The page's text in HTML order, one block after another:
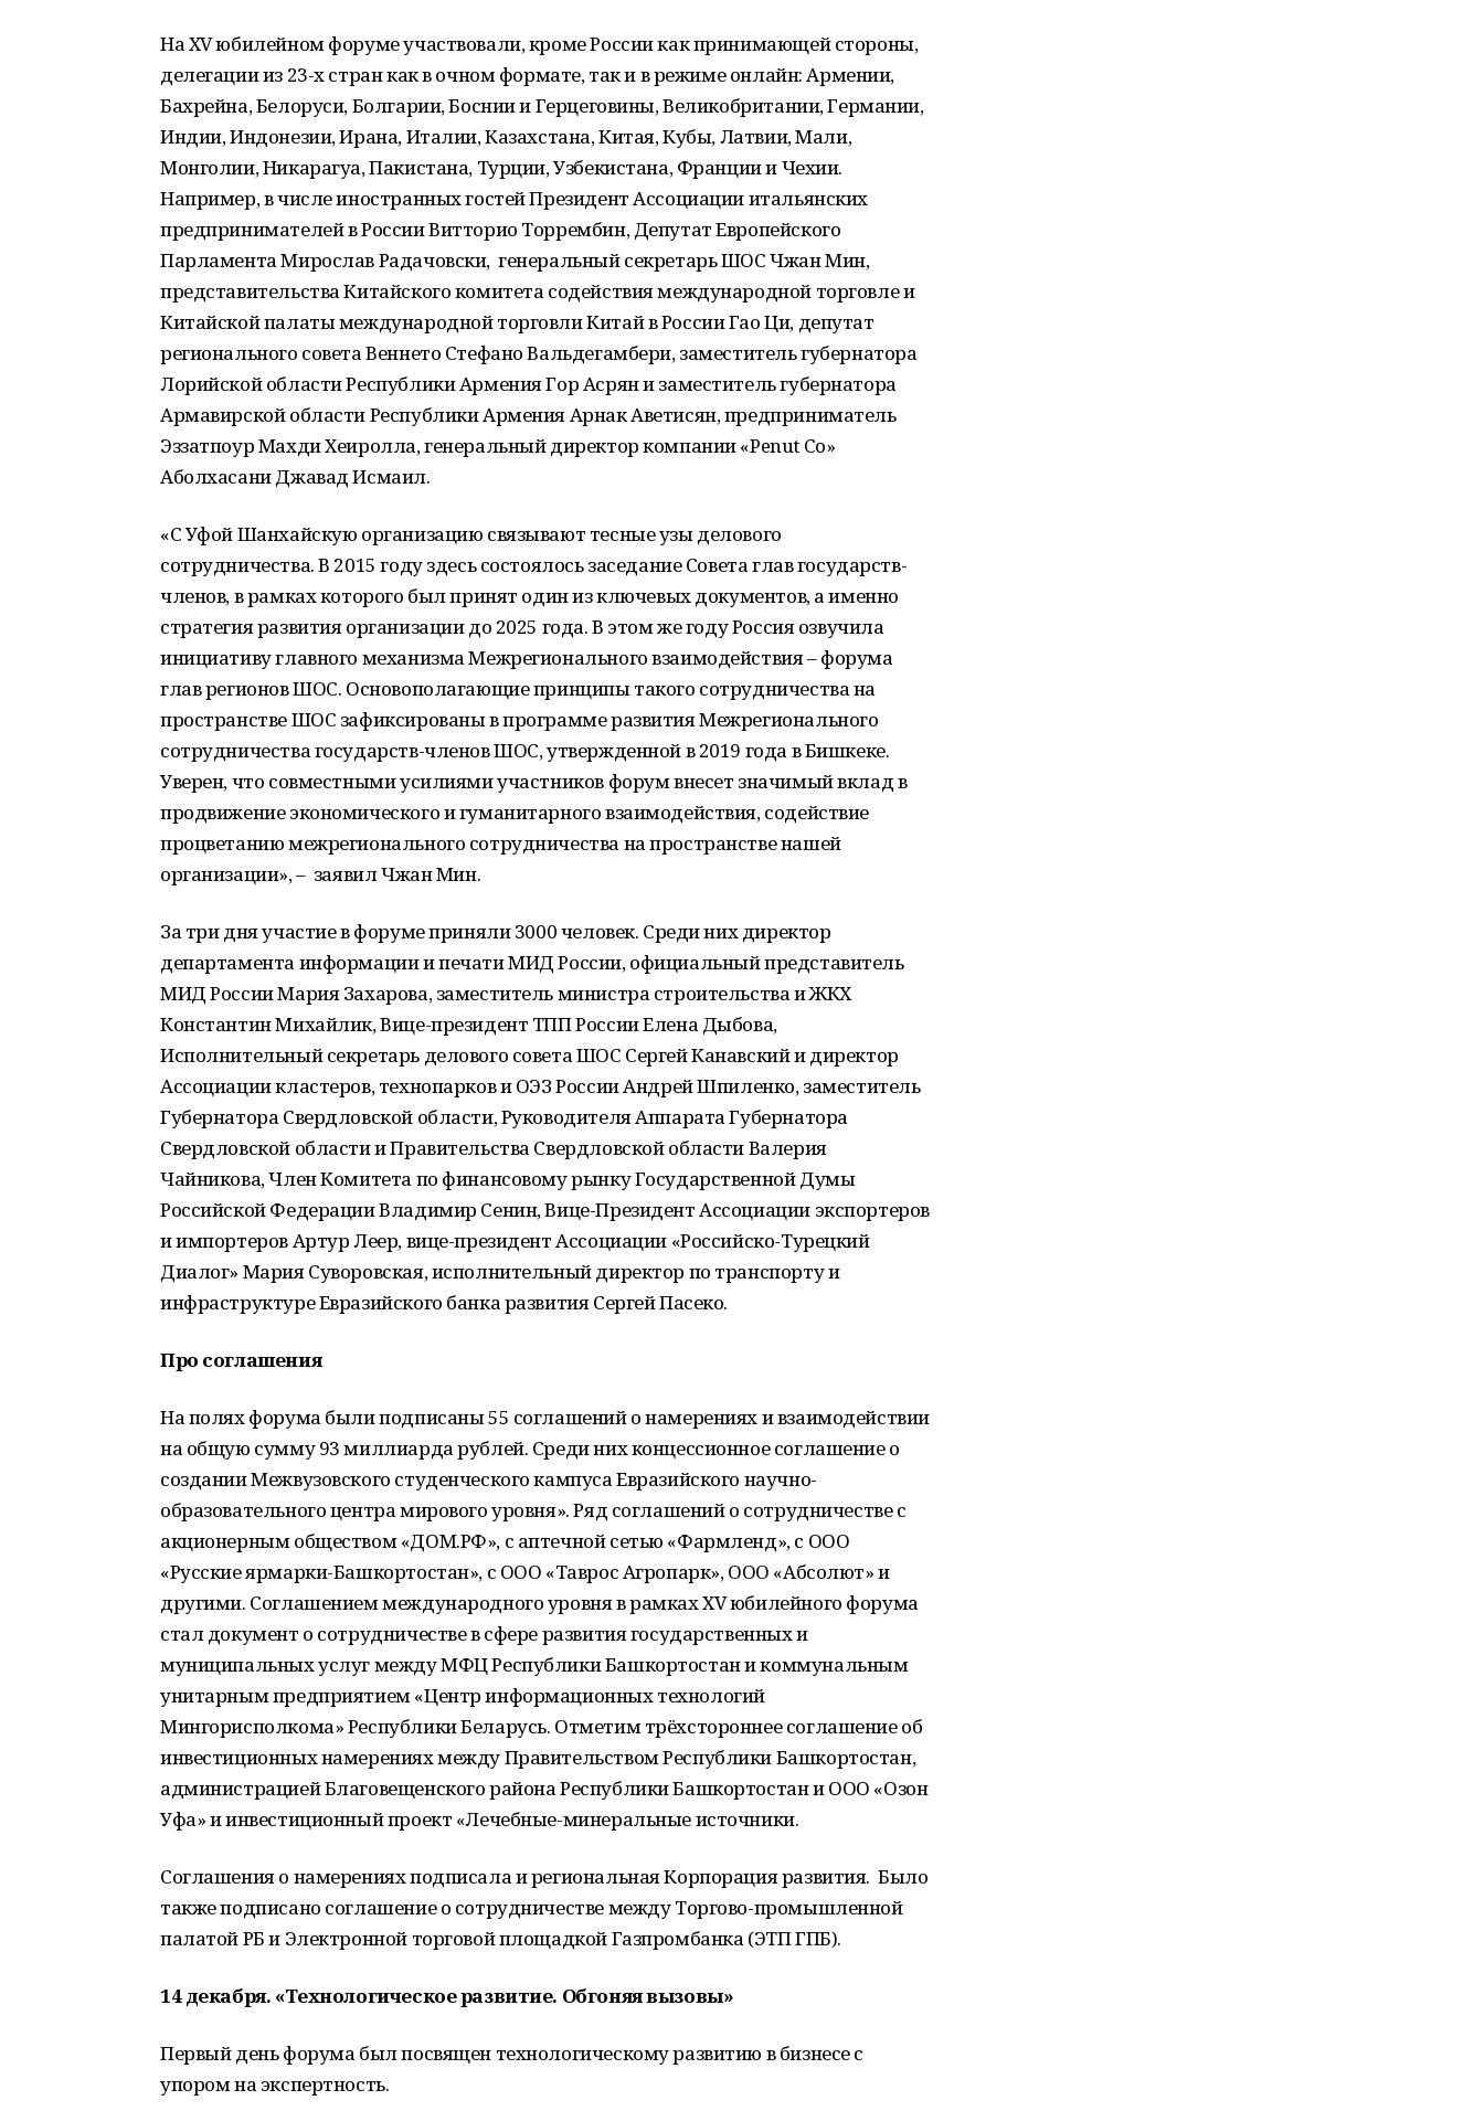
На XV юбилейном форуме участвовали, кроме России как принимающей стороны,
делегации из 23-х стран как в очном формате, так и в режиме онлайн: Армении,
Бахрейна, Белоруси, Болгарии, Боснии и Герцеговины, Великобритании, Германии,
Индии, Индонезии, Ирана, Италии, Казахстана, Китая, Кубы, Латвии, Мали,
Монголии, Никарагуа, Пакистана, Турции, Узбекистана, Франции и Чехии.
Например, в числе иностранных гостей Президент Ассоциации итальянских
предпринимателей в России Витторио Торрембин, Депутат Европейского
Парламента Мирослав Радачовски, генеральный секретарь ШОС Чжан Мин,
представительства Китайского комитета содействия международной торговле и
Китайской палаты международной торговли Китай в России Гао Ци, депутат
регионального совета Веннето Стефано Вальдегамбери, заместитель губернатора
Лорийской области Республики Армения Гор Асрян и заместитель губернатора
Армавирской области Республики Армения Арнак Аветисян, предприниматель
Эззатпоур Махди Хеиролла, генеральный директор компании «Penut Co»
Аболхасани Джавад Исмаил.
«С Уфой Шанхайскую организацию связывают тесные узы делового
сотрудничества. В 2015 году здесь состоялось заседание Совета глав государств-
членов, в рамках которого был принят один из ключевых документов, а именно
стратегия развития организации до 2025 года. В этом же году Россия озвучила
инициативу главного механизма Межрегионального взаимодействия – форума
глав регионов ШОС. Основополагающие принципы такого сотрудничества на
пространстве ШОС зафиксированы в программе развития Межрегионального
сотрудничества государств-членов ШОС, утвержденной в 2019 года в Бишкеке.
Уверен, что совместными усилиями участников форум внесет значимый вклад в
продвижение экономического и гуманитарного взаимодействия, содействие
процветанию межрегионального сотрудничества на пространстве нашей
организации», – заявил Чжан Мин.
За три дня участие в форуме приняли 3000 человек. Среди них директор
департамента информации и печати МИД России, официальный представитель
МИД России Мария Захарова, заместитель министра строительства и ЖКХ
Константин Михайлик, Вице-президент ТПП России Елена Дыбова,
Исполнительный секретарь делового совета ШОС Сергей Канавский и директор
Ассоциации кластеров, технопарков и ОЭЗ России Андрей Шпиленко, заместитель
Губернатора Свердловской области, Руководителя Аппарата Губернатора
Свердловской области и Правительства Свердловской области Валерия
Чайникова, Член Комитета по финансовому рынку Государственной Думы
Российской Федерации Владимир Сенин, Вице-Президент Ассоциации экспортеров
и импортеров Артур Леер, вице-президент Ассоциации «Российско-Турецкий
Диалог» Мария Суворовская, исполнительный директор по транспорту и
инфраструктуре Евразийского банка развития Сергей Пасеко.
Про соглашения
На полях форума были подписаны 55 соглашений о намерениях и взаимодействии
на общую сумму 93 миллиарда рублей. Среди них концессионное соглашение о
создании Межвузовского студенческого кампуса Евразийского научно-
образовательного центра мирового уровня». Ряд соглашений о сотрудничестве с
акционерным обществом «ДОМ.РФ», с аптечной сетью «Фармленд», с ООО
«Русские ярмарки-Башкортостан», с ООО «Таврос Агропарк», ООО «Абсолют» и
другими. Соглашением международного уровня в рамках XV юбилейного форума
стал документ о сотрудничестве в сфере развития государственных и
муниципальных услуг между МФЦ Республики Башкортостан и коммунальным
унитарным предприятием «Центр информационных технологий
Мингорисполкома» Республики Беларусь. Отметим трёхстороннее соглашение об
инвестиционных намерениях между Правительством Республики Башкортостан,
администрацией Благовещенского района Республики Башкортостан и ООО «Озон
Уфа» и инвестиционный проект «Лечебные-минеральные источники.
Соглашения о намерениях подписала и региональная Корпорация развития. Было
также подписано соглашение o сотрудничестве между Торгово-промышленной
палатой РБ и Электронной торговой площадкой Газпромбанка (ЭТП ГПБ).
14 декабря. «Технологическое развитие. Обгоняя вызовы»
Первый день форума был посвящен технологическому развитию в бизнесе с
упором на экспертность.